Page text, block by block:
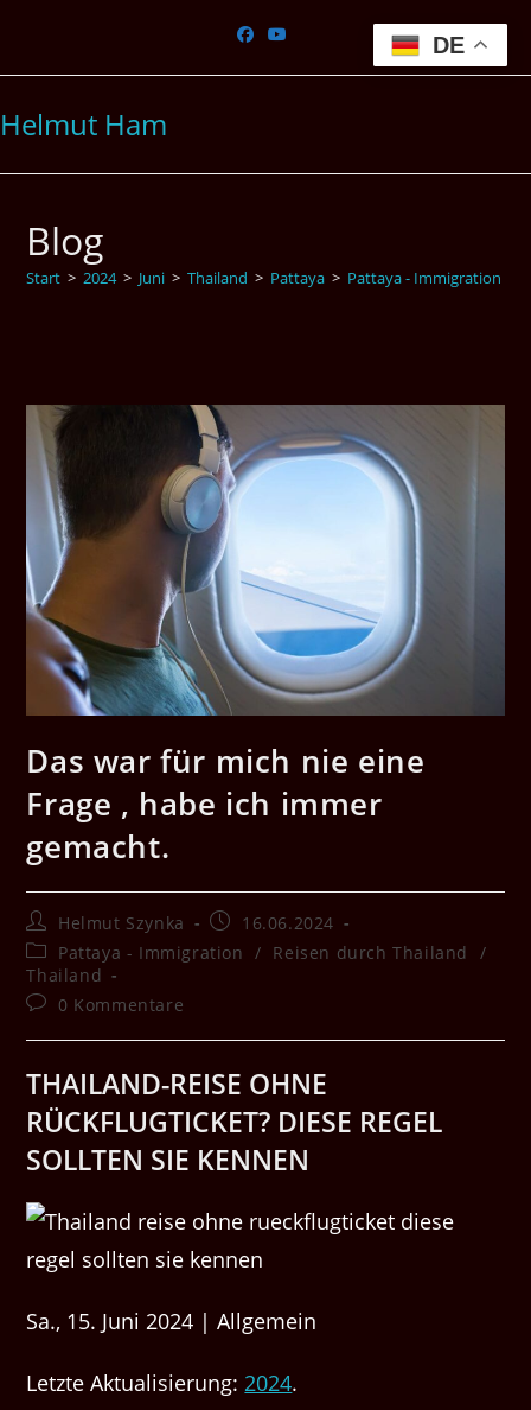
springen
Helmut Ham
Blog
Start > 2024 > Juni > Thailand > Pattaya > Pattaya - Immigration
Das war für mich nie eine
Frage , habe ich immer
gemacht.
Beitrags-
Autor:
Helmut Szynka
Beitrag
veröffentlicht:
16.06.2024
Beitrags-
Kategorie:
Pattaya - Immigration / Reisen durch Thailand
/
Thailand
Beitrags-
0 Kommentare
THAILAND-REISE OHNE
RÜCKFLUGTICKET? DIESE REGEL
SOLLTEN SIE KENNEN
Sa., 15. Juni 2024 | Allgemein
Let­zte Aktu­al­isierung:2024.
DE